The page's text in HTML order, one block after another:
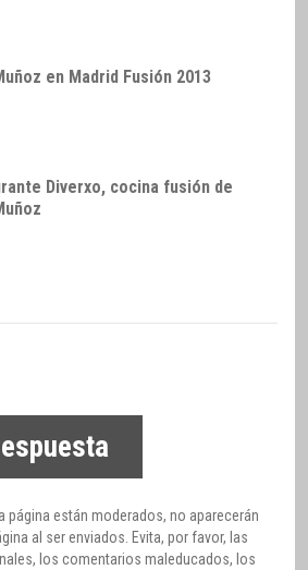
en Madrid Fusión 2013
Diverxo, cocina fusión de
página están moderados, no aparecerán
al ser enviados. Evita, por favor, las
los comentarios maleducados, los